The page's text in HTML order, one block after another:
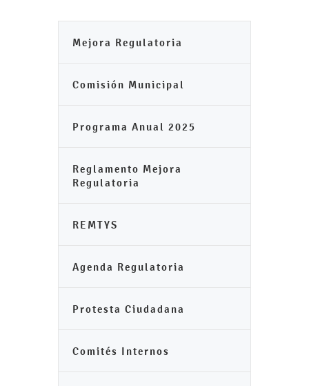
Mejora Regulatoria
Comisión Municipal
Programa Anual 2025
Reglamento Mejora
Regulatoria
REMTYS
Agenda Regulatoria
Protesta Ciudadana
Comités Internos